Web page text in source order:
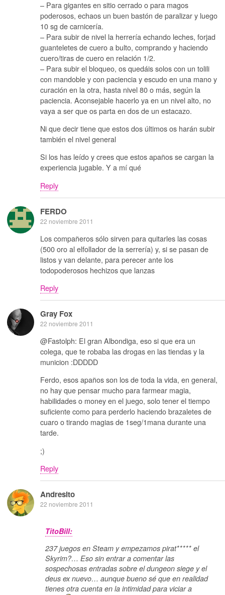
– Para gigantes en sitio cerrado o para magos
poderosos, echaos un buen bastón de paralizar y luego
10 sg de carnicería.
– Para subir de nivel la herrería echando leches, forjad
guanteletes de cuero a bulto, comprando y haciendo
cuero/tiras de cuero en relación 1/2.
– Para subir el bloqueo, os quedáis solos con un tolili
con mandoble y con paciencia y escudo en una mano y
curación en la otra, hasta nivel 80 o más, según la
paciencia. Aconsejable hacerlo ya en un nivel alto, no
vaya a ser que os parta en dos de un estacazo.
Ni que decir tiene que estos dos últimos os harán subir
también el nivel general
Si los has leído y crees que estos apaños se cargan la
experiencia jugable. Y a mí qué
Reply
FERDO
22 noviembre 2011
Los compañeros sólo sirven para quitarles las cosas
(500 oro al elfollador de la serrería) y, si se pasan de
listos y van delante, para perecer ante los
todopoderosos hechizos que lanzas
Reply
Gray Fox
22 noviembre 2011
@Fastolph: El gran Albondiga, eso si que era un
colega, que te robaba las drogas en las tiendas y la
municion :DDDDD
Ferdo, esos apaños son los de toda la vida, en general,
no hay que pensar mucho para farmear magia,
habilidades o money en el juego, solo tener el tiempo
suficiente como para perderlo haciendo brazaletes de
cuaro o tirando magias de 1seg/1mana durante una
tarde.
;)
Reply
Andresito
22 noviembre 2011
TitoBill:
237 juegos en Steam y empezamos pirat***** el
Skyrim?… Eso sin entrar a comentar las
sospechosas entradas sobre el dungeon siege y el
deus ex nuevo… aunque bueno sé que en realidad
tienes otra cuenta en la intimidad para viciar a